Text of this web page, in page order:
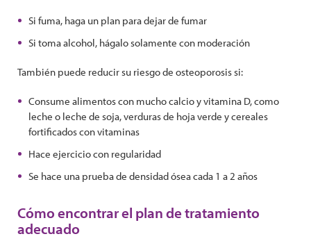
Si fuma, haga un plan para dejar de fumar
Si toma alcohol, hágalo solamente con moderación
También puede reducir su riesgo de osteoporosis si:
Consume alimentos con mucho calcio y vitamina D, como
leche o leche de soja, verduras de hoja verde y cereales
fortificados con vitaminas
Hace ejercicio con regularidad
Se hace una prueba de densidad ósea cada 1 a 2 años
Cómo encontrar el plan de tratamiento
adecuado